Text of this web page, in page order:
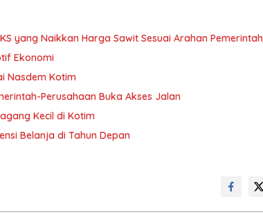
yang Naikkan Harga Sawit Sesuai Arahan Pemerintah
Ekonomi
Nasdem Kotim
Perusahaan Buka Akses Jalan
Kecil di Kotim
Belanja di Tahun Depan